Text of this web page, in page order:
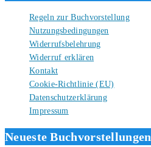
Regeln zur Buchvorstellung
Nutzungsbedingungen
Widerrufsbelehrung
Widerruf erklären
Kontakt
Cookie-Richtlinie (EU)
Datenschutzerklärung
Impressum
Neueste Buchvorstellungen